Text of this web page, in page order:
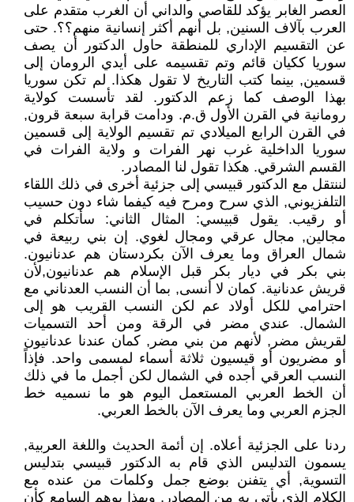
العصر الغابر يؤكد للقاصي والداني أن الغرب متقدم على
العرب بآلاف السنين, بل أنهم أكثر إنسانية منهم؟؟. حتى
عن التقسيم الإداري للمنطقة حاول الدكتور أن يصف
سوريا ككيان قائم وتم تقسيمه على أيدي الرومان إلى
قسمين, بينما كتب التاريخ لا تقول هكذا. لم تكن سوريا
بهذا الوصف كما زعم الدكتور. لقد تأسست كولاية
رومانية في القرن الأول ق.م. ودامت قرابة سبعة قرون,
في القرن الرابع الميلادي تم تقسيم الولاية إلى قسمين
سوريا الداخلية غرب نهر الفرات و ولاية الفرات في
القسم الشرقي. هكذا تقول لنا المصادر.
لننتقل مع الدكتور قبيسي إلى جزئية أخرى في ذلك اللقاء
التلفزيوني, الذي سرح ومرح فيه كيفما شاء دون حسيب
أو رقيب. يقول قبيسي: المثال الثاني: سأتكلم في
مجالين, مجال عرقي ومجال لغوي. إن بني ربيعة في
شمال العراق وما يعرف الآن بكردستان هم عدنانيون.
بني بكر في ديار بكر قبل الإسلام هم عدنانيون,لأن
قريش عدنانية. كمان لا أنسى, بما أن النسب العدناني مع
احترامي للكل أولاد عم لكن النسب القريب هو إلى
الشمال. عندي مضر في الرقة ومن أحد التسميات
لقريش مضر, لأنهم من بني مضر, كمان عندنا عدنانيون
أو مضريون أو قيسيون ثلاثة أسماء لمسمى واحد. فإذاً
النسب العرقي أجده في الشمال لكن أجمل ما في ذلك
أن الخط العربي المستعمل اليوم هو ما نسميه خط
الجزم العربي وما يعرف الآن بالخط العربي.
ردنا على الجزئية أعلاه. إن أئمة الحديث واللغة العربية,
يسمون التدليس الذي قام به الدكتور قبيسي بتدليس
التسوية, أي يتفنن بوضع جمل وكلمات من عنده مع
الكلام الذي يأتي به من المصادر, وبهذا يوهم السامع كأن